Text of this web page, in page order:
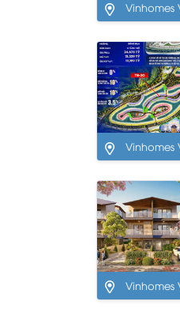
Vinhomes
Nguyên, HP
Vinhomes
Nguyên, HP
Vinhomes
Nguyên, HP